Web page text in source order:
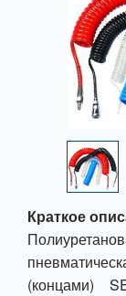
Краткое
(концами)